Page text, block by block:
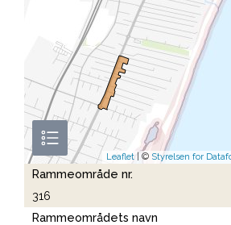
Leaflet | © Styrelsen for
Rammeområde nr.
316
Rammeområdets navn